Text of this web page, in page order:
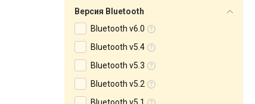
Версия Bluetooth
Bluetooth v6.0
Bluetooth v5.4
Bluetooth v5.3
Bluetooth v5.2